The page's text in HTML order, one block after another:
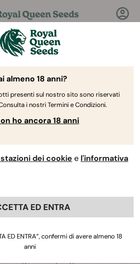
Risposte!
Queen Seeds Help Center
e
Back
Queen Seeds
di semi vengono
test di vitalità, vigore e
almeno 18 anni?
presenti sul nostro sito sono riservati
i nostri Termini e Condizioni.
ho ancora 18 anni
dei cookie e l'informativa
ED ENTRA
ED ENTRA”, confermi di avere almeno 18
anni